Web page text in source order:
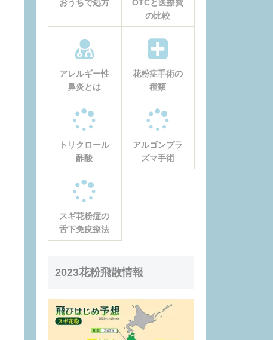
おうちで処方
OTCと医療費
の比較
アレルギー性
鼻炎とは
花粉症手術の
種類
トリクロール
酢酸
アルゴンプラ
ズマ手術
スギ花粉症の
舌下免疫療法
2023花粉飛散情報